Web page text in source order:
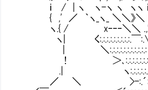
ｉ / | ヽ ヽ-ヽ ヽ ヽヽ ｉ∧
{ ,' ／ ｀ヽ_ヽ_ ＼＼》＼
ヽ.{ / x‐‐‐＼＼ .,'／
ヽ| く:.:.:.:.:.:.:.:.:.￣:.∨ ‐ ￣
| ＼:.:.:.:.:.:.:.:.:.:.: ∨
! ＞､
.| ヽ:.:.:.:.:.:／
／ ＼ >-